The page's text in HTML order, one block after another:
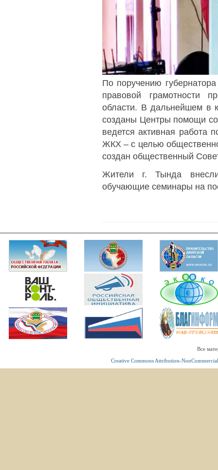
По поручению
правовой грамотности
области. В дальнейшем в
созданы Центры помощи
ведется активная работа
ЖКХ – с целью
создан общественный
Жители г. Тында
обучающие семинары на
Все
Creative Commons Attribution-